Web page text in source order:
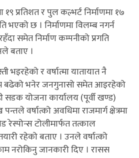
प्रतिशत र पुल कल्भर्ट निर्माणमा १७
भएको छ । निर्माणमा विलम्ब नगर्न
समेत निर्माण कम्पनीको प्रगति
बताए ।
भइरहेको र वर्षात्मा यातायात नै
बढेको भनेर जनगुनासो समेत आइरहेको
सडक योजना कार्यालय (पूर्वी खण्ड)
वर्षात्को अवधिमा राजमार्ग क्षेत्रमा
रेस्पोन्स टोलीमार्फत तत्काल
रहेको बताए । उनले वर्षात्को
नरोकिनु जानकारी दिए । रासस